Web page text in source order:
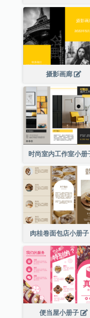
摄影画廊
肉桂卷面包店小册子
便当屋小册子